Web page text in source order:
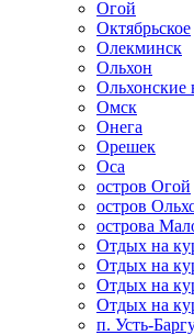
Огой
Октябрьское
Олекминск
Ольхон
Ольхонские
Омск
Онега
Орешек
Оса
остров Огой
остров
острова
Отдых на
Отдых на
Отдых на
Отдых на
п. Усть-